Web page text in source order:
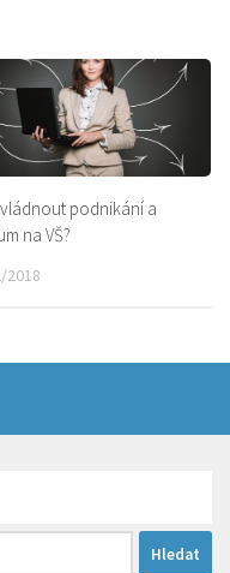
podnikání a
na VŠ?
2018